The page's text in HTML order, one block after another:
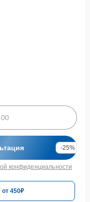
-25%
конфиденциальности
от 450₽